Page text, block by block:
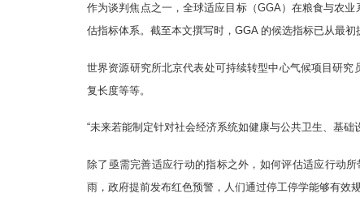
作为谈判焦点之一，全球适应目标（GGA）在粮食与农
估指标体系。截至本文撰写时，GGA 的候选指标已从最初
世界资源研究所北京代表处可持续转型中心气候项目研
复长度等等。
“未来若能制定针对社会经济系统如健康与公共卫生、基
除了亟需完善适应行动的指标之外，如何评估适应行动
雨，政府提前发布红色预警，人们通过停工停学能够有效